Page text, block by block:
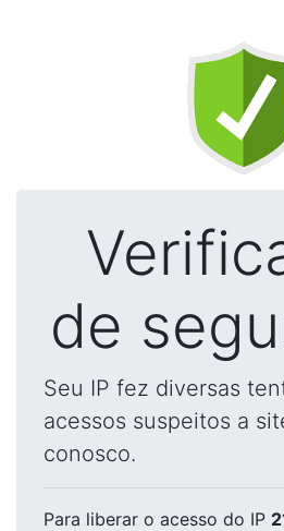
de
Seu IP fez diversas
acessos suspeitos a
conosco.
Para liberar o acesso do IP